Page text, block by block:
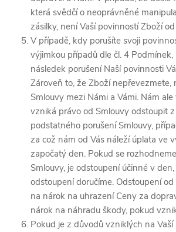
která svědčí o neoprávněné
zásilky, není Vaší povinností Zboží
V případě, kdy porušíte svoji
výjimkou případů dle čl. 4 Podmínek,
následek porušení Naší povinnosti
Zároveň to, že Zboží nepřevezmete,
Smlouvy mezi Námi a Vámi. Nám
vzniká právo od Smlouvy odstoupit
podstatného porušení Smlouvy,
za což nám od Vás náleží úplata ve
započatý den. Pokud se
Smlouvy, je odstoupení účinné v
odstoupení doručíme. Odstoupení
na nárok na uhrazení Ceny za
nárok na náhradu škody, pokud
Pokud je z důvodů vzniklých na